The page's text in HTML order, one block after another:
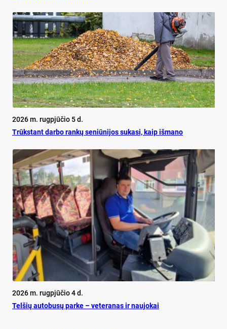
2026 m. rugpjūčio 5 d.
Trūks­tant dar­bo ran­kų se­niū­ni­jos su­ka­si, kaip iš­ma­no
2026 m. rugpjūčio 4 d.
Tel­šių au­to­busų par­ke – ve­te­ra­nas ir nau­jo­kai